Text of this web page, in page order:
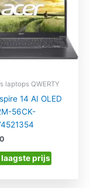
laptops QWERTY
14 AI OLED
56CK-
laagste prijs